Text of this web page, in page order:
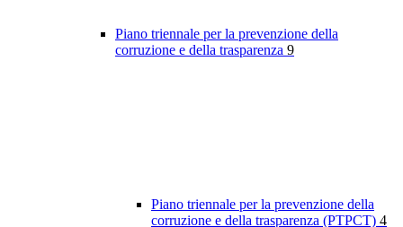
Piano triennale per la prevenzione della
corruzione e della trasparenza 9
Piano triennale per la prevenzione della
corruzione e della trasparenza (PTPCT) 4